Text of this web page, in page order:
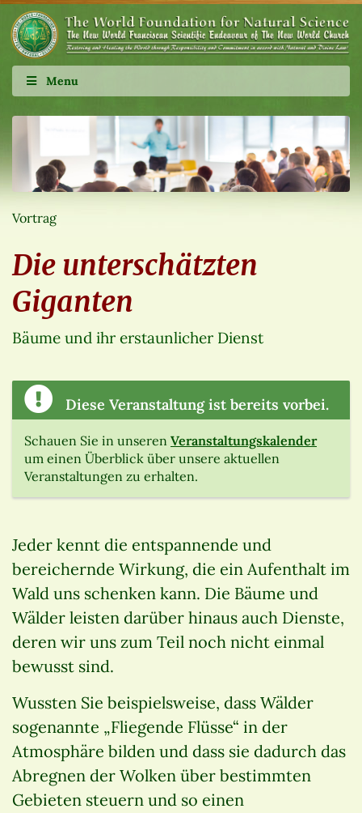
Menu
Vortrag
Die unterschätzten
Giganten
Bäume und ihr erstaunlicher Dienst
Diese Veranstaltung ist bereits vorbei.
Schauen Sie in unseren Veranstaltungskalender
um einen Überblick über unsere aktuellen
Veranstaltungen zu erhalten.
Jeder kennt die entspannende und
bereichernde Wirkung, die ein Aufenthalt im
Wald uns schenken kann. Die Bäume und
Wälder leisten darüber hinaus auch Dienste,
deren wir uns zum Teil noch nicht einmal
bewusst sind.
Wussten Sie beispielsweise, dass Wälder
sogenannte „Fliegende Flüsse“ in der
Atmosphäre bilden und dass sie dadurch das
Abregnen der Wolken über bestimmten
Gebieten steuern und so einen